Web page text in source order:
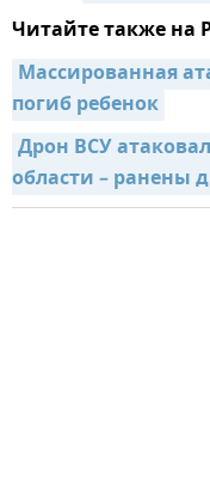
Читайте также на
Массированная
погиб ребенок
Дрон ВСУ
области – ранены